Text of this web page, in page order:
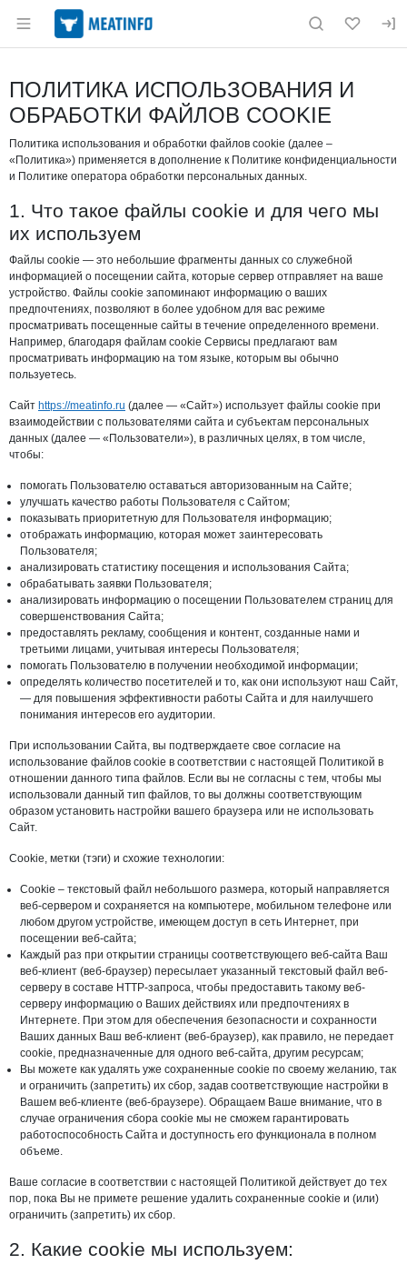
Раздел навигации по сайту meatinfo.ru
ПОЛИТИКА ИСПОЛЬЗОВАНИЯ И
ОБРАБОТКИ ФАЙЛОВ COOKIE
Политика использования и обработки файлов cookie (далее –
«Политика») применяется в дополнение к Политике конфиденциальности
и Политике оператора обработки персональных данных.
1. Что такое файлы cookie и для чего мы
их используем
Файлы cookie — это небольшие фрагменты данных со служебной
информацией о посещении сайта, которые сервер отправляет на ваше
устройство. Файлы cookie запоминают информацию о ваших
предпочтениях, позволяют в более удобном для вас режиме
просматривать посещенные сайты в течение определенного времени.
Например, благодаря файлам cookie Сервисы предлагают вам
просматривать информацию на том языке, которым вы обычно
пользуетесь.
Сайт https://meatinfo.ru (далее — «Сайт») использует файлы cookie при
взаимодействии с пользователями сайта и субъектам персональных
данных (далее — «Пользователи»), в различных целях, в том числе,
чтобы:
помогать Пользователю оставаться авторизованным на Сайте;
улучшать качество работы Пользователя с Сайтом;
показывать приоритетную для Пользователя информацию;
отображать информацию, которая может заинтересовать
Пользователя;
анализировать статистику посещения и использования Сайта;
обрабатывать заявки Пользователя;
анализировать информацию о посещении Пользователем страниц для
совершенствования Сайта;
предоставлять рекламу, сообщения и контент, созданные нами и
третьими лицами, учитывая интересы Пользователя;
помогать Пользователю в получении необходимой информации;
определять количество посетителей и то, как они используют наш Сайт,
— для повышения эффективности работы Сайта и для наилучшего
понимания интересов его аудитории.
При использовании Сайта, вы подтверждаете свое согласие на
использование файлов cookie в соответствии с настоящей Политикой в
отношении данного типа файлов. Если вы не согласны с тем, чтобы мы
использовали данный тип файлов, то вы должны соответствующим
образом установить настройки вашего браузера или не использовать
Сайт.
Cookie, метки (тэги) и схожие технологии:
Cookie – текстовый файл небольшого размера, который направляется
веб-сервером и сохраняется на компьютере, мобильном телефоне или
любом другом устройстве, имеющем доступ в сеть Интернет, при
посещении веб-сайта;
Каждый раз при открытии страницы соответствующего веб-сайта Ваш
веб-клиент (веб-браузер) пересылает указанный текстовый файл веб-
серверу в составе HTTP-запроса, чтобы предоставить такому веб-
серверу информацию о Ваших действиях или предпочтениях в
Интернете. При этом для обеспечения безопасности и сохранности
Ваших данных Ваш веб-клиент (веб-браузер), как правило, не передает
cookie, предназначенные для одного веб-сайта, другим ресурсам;
Вы можете как удалять уже сохраненные cookie по своему желанию, так
и ограничить (запретить) их сбор, задав соответствующие настройки в
Вашем веб-клиенте (веб-браузере). Обращаем Ваше внимание, что в
случае ограничения сбора cookie мы не сможем гарантировать
работоспособность Сайта и доступность его функционала в полном
объеме.
Ваше согласие в соответствии с настоящей Политикой действует до тех
пор, пока Вы не примете решение удалить сохраненные cookie и (или)
ограничить (запретить) их сбор.
2. Какие cookie мы используем: